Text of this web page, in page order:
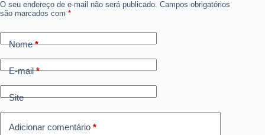
O seu endereço de e-mail não será publicado. Campos obrigatórios
são marcados com *
Nome*
E-mail*
Site
Adicionar comentário *